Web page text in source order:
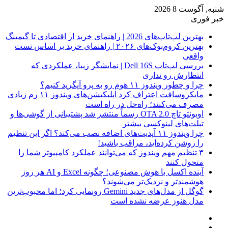
شنبه, آگوست 8 2026
خبر فوری
بهترین لپ‌تاپ‌های 2026 | راهنمای خرید از اقتصادی تا گیمینگ
بهترین کروم‌بوک‌های ۲۰۲۶ | راهنمای خرید بر اساس تست
واقعی
بررسی لپ‌تاپ Dell 16S | نمایشگر زیبا، عملکردی که
انتظارش رو نداری
چرا و چطور ویندوز ۱۱ هوم رو به پرو آپگرید کنیم؟
مایکروسافت اعتراف کرد اپلیکیشن‌های ویندوز ۱۱ رم زیادی
مصرف می‌کنند؛ راه‌حل در راه است
اوبونتو تاچ OTA 2.0 رسماً منتشر شد پشتیبانی از گوشی‌ها و
تبلت‌های لینوکسی بیشتر
چرا ویندوز ۱۱ آپدیت‌های اضافه نصب می‌کند؟ اگر این تنظیم
را روشن کرده‌اید، مراقب باشید!
۳ تنظیم مهم ویندوز که می‌توانند عملکرد کامپیوتر شما را
متحول کنند
آینده اکسل با هوش مصنوعی؛ چگونه Excel و AI هر روز
هوشمندتر و نزدیک‌تر می‌شوند؟
گوگل از مدل‌های جدید Gemini رونمایی کرد؛ اما محبوب‌ترین
مدل هنوز عرضه نشده است